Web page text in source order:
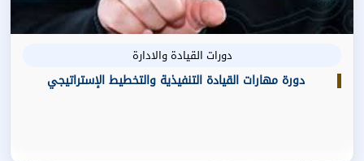
دورات القيادة والادارة
دورة مهارات القيادة التنفيذية والتخطيط الإستراتيجي